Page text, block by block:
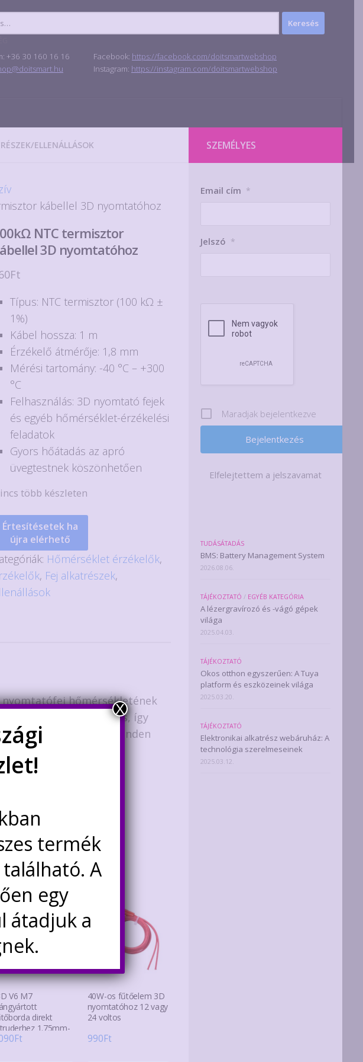
+36 30 160 16 16 Facebook: https://facebook.com/doitsmartwebshop
Instagram: https://instagram.com/doitsmartwebshop
/ELLENÁLLÁSOK
kábellel 3D nyomtatóhoz
NTC termisztor
3D nyomtatóhoz
Ft
Típus: NTC termisztor (100 kΩ ±
1%)
Kábel hossza: 1 m
Érzékelő átmérője: 1,8 mm
Mérési tartomány: -40 °C – +300
°C
Felhasználás: 3D nyomtató fejek
és egyéb hőmérséklet-érzékelési
feladatok
Gyors hőátadás az apró
üvegtestnek köszönhetően
több készleten
Értesítésetek ha
újra elérhető
Hőmérséklet érzékelők,
, Fej alkatrészek,
hőmérsékletének
hőátadás nagyon gyors, így
Természetesen minden
V6 M7
direkt
1.75mm-
Ft
40W-os fűtőelem 3D
nyomtatóhoz 12 vagy
24 voltos
990Ft
SZEMÉLYES
Email cím *
Jelszó *
Maradjak bejelentkezve
Elfelejtettem a jelszavamat
TUDÁSÁTADÁS
BMS: Battery Management System
2026.08.06.
TÁJÉKOZTATÓ / EGYÉB KATEGÓRIA
A lézergravírozó és -vágó gépek
világa
2025.04.03.
TÁJÉKOZTATÓ
Okos otthon egyszerűen: A Tuya
platform és eszközeinek világa
2025.03.20.
TÁJÉKOZTATÓ
Elektronikai alkatrész webáruház: A
technológia szerelmeseinek
2025.03.12.
termék
A
egy
átadjuk a
X